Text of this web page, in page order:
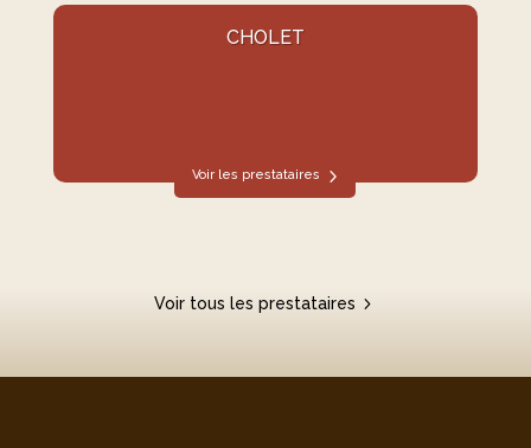
CHOLET
Voir les prestataires
Voir tous les prestataires